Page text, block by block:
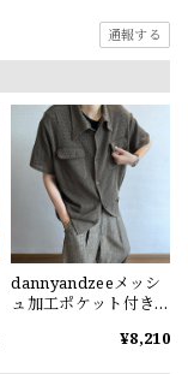
通報する
dannyandzeeメッシ
ュ加工ポケット付き
¥8,210